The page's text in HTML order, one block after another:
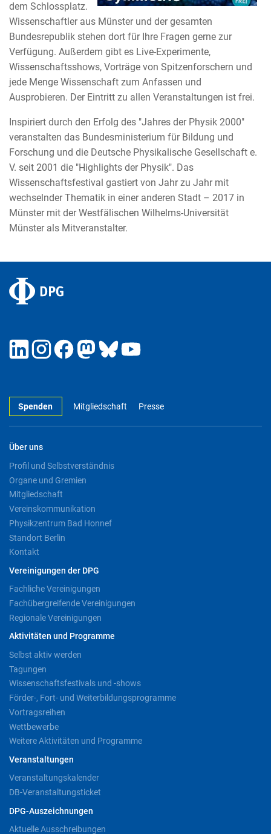
dem Schlossplatz.
Wissenschaftler aus Münster und der gesamten
Bundesrepublik stehen dort für Ihre Fragen gerne zur
Verfügung. Außerdem gibt es Live-Experimente,
Wissenschaftsshows, Vorträge von Spitzenforschern und
jede Menge Wissenschaft zum Anfassen und
Ausprobieren. Der Eintritt zu allen Veranstaltungen ist frei.
Inspiriert durch den Erfolg des "Jahres der Physik 2000"
veranstalten das Bundesministerium für Bildung und
Forschung und die Deutsche Physikalische Gesellschaft e.
V. seit 2001 die "Highlights der Physik". Das
Wissenschaftsfestival gastiert von Jahr zu Jahr mit
wechselnder Thematik in einer anderen Stadt – 2017 in
Münster mit der Westfälischen Wilhelms-Universität
Münster als Mitveranstalter.
Spenden Mitgliedschaft Presse
Über uns
Profil und Selbstverständnis
Organe und Gremien
Mitgliedschaft
Vereinskommunikation
Physikzentrum Bad Honnef
Standort Berlin
Kontakt
Vereinigungen der DPG
Fachliche Vereinigungen
Fachübergreifende Vereinigungen
Regionale Vereinigungen
Aktivitäten und Programme
Selbst aktiv werden
Tagungen
Wissenschaftsfestivals und -shows
Förder-, Fort- und Weiterbildungsprogramme
Vortragsreihen
Wettbewerbe
Weitere Aktivitäten und Programme
Veranstaltungen
Veranstaltungskalender
DB-Veranstaltungsticket
DPG-Auszeichnungen
Aktuelle Ausschreibungen